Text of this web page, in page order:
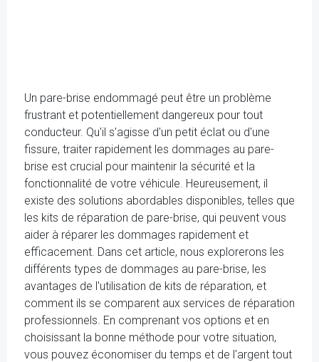
Un pare-brise endommagé peut être un problème
frustrant et potentiellement dangereux pour tout
conducteur. Qu'il s'agisse d'un petit éclat ou d'une
fissure, traiter rapidement les dommages au pare-
brise est crucial pour maintenir la sécurité et la
fonctionnalité de votre véhicule. Heureusement, il
existe des solutions abordables disponibles, telles que
les kits de réparation de pare-brise, qui peuvent vous
aider à réparer les dommages rapidement et
efficacement. Dans cet article, nous explorerons les
différents types de dommages au pare-brise, les
avantages de l'utilisation de kits de réparation, et
comment ils se comparent aux services de réparation
professionnels. En comprenant vos options et en
choisissant la bonne méthode pour votre situation,
vous pouvez économiser du temps et de l'argent tout